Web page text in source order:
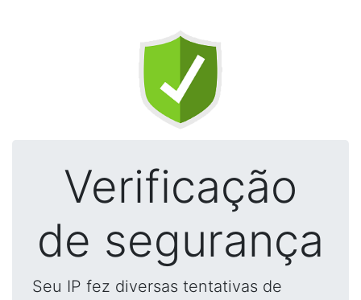
Verificação
de segurança
Seu IP fez diversas tentativas de